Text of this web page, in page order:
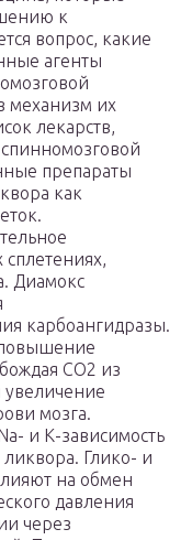
к
вопрос, какие
агенты
механизм их
лекарств,
препараты
как
Диамокс
карбоангидразы.
CO2 из
увеличение
мозга.
и К-зависимость
Глико- и
на обмен
давления
через